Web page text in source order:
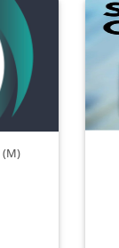
(M)